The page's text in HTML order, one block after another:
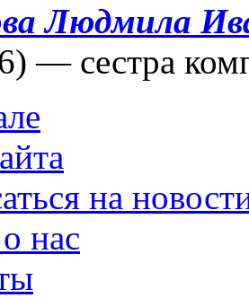
Людмила
— сестра
на
нас